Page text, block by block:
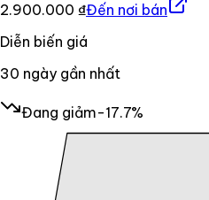
2.900.000 ₫Đến nơi bán
Diễn biến giá
30 ngày gần nhất
Đang giảm-17.7%